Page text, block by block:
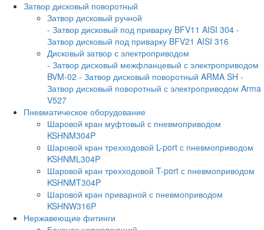
Затвор дисковый поворотный
Затвор дисковый ручной
- Затвор дисковый под приварку BFV11 AISI 304 -
Затвор дисковый под приварку BFV21 AISI 316
Дисковый затвор с электроприводом
- Затвор дисковый межфланцевый с электроприводом
BVM-02 - Затвор дисковый поворотный ARMA SH -
Затвор дисковый поворотный с электроприводом Arma
V527
Пневматическое оборудование
Шаровой кран муфтовый с пневмоприводом
KSHNM304P
Шаровой кран трехходовой L-port с пневмоприводом
KSHNML304P
Шаровой кран трехходовой T-port с пневмоприводом
KSHNMT304P
Шаровой кран приварной с пневмоприводом
KSHNW316P
Нержавеющие фитинги